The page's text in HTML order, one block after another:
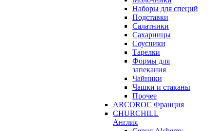
Наборы для специй
Подставки
Салатники
Сахарницы
Соусники
Тарелки
Формы для
запекания
Чайники
Чашки и стаканы
Прочее
ARCOROC Франция
CHURCHILL
Англия